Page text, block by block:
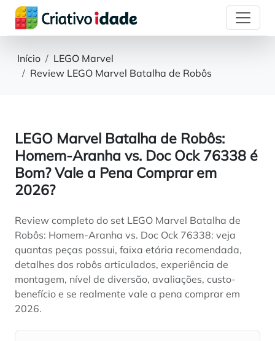
Início
LEGO Marvel
Review LEGO Marvel Batalha de Robôs
LEGO Marvel Batalha de Robôs:
Homem-Aranha vs. Doc Ock 76338 é
Bom? Vale a Pena Comprar em
2026?
Review completo do set LEGO Marvel Batalha de
Robôs: Homem-Aranha vs. Doc Ock 76338: veja
quantas peças possui, faixa etária recomendada,
detalhes dos robôs articulados, experiência de
montagem, nível de diversão, avaliações, custo-
benefício e se realmente vale a pena comprar em
2026.